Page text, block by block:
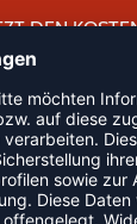
DEN
UND
ANMELDEN